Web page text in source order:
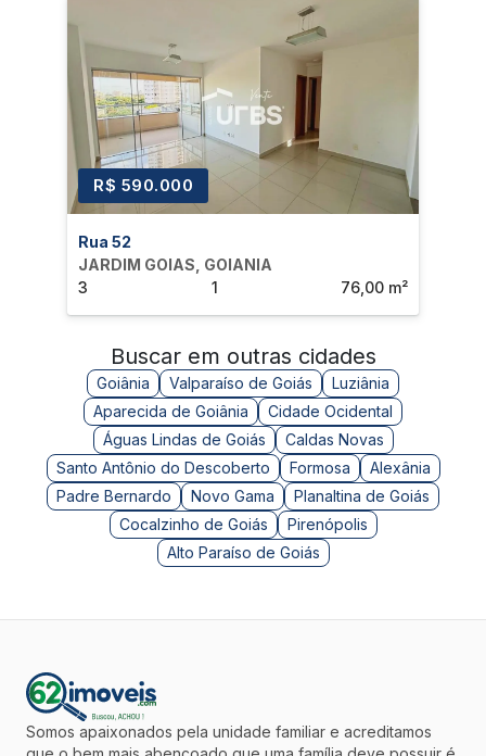
R$ 590.000
Rua 52
JARDIM GOIAS, GOIANIA
3
1 76,00 m²
Buscar em outras cidades
Goiânia Valparaíso de Goiás
Luziânia
Aparecida de Goiânia
Cidade Ocidental
Águas Lindas de Goiás
Caldas Novas
Santo Antônio do Descoberto
Formosa
Alexânia
Padre Bernardo
Novo Gama
Planaltina de Goiás
Cocalzinho de Goiás
Pirenópolis
Alto Paraíso de Goiás
Somos apaixonados pela unidade familiar e acreditamos